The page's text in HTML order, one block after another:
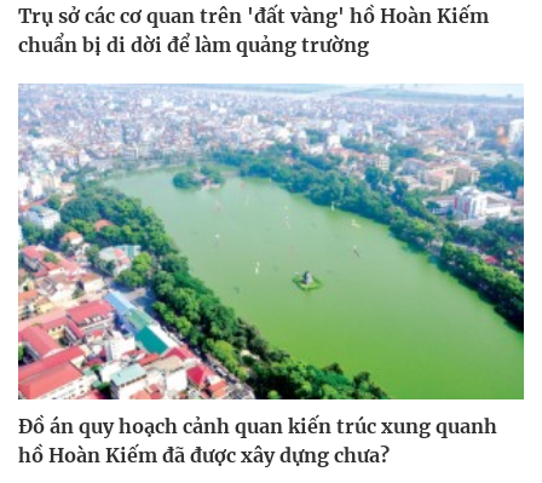
Trụ sở các cơ quan trên 'đất vàng' hồ Hoàn Kiếm
chuẩn bị di dời để làm quảng trường
Đồ án quy hoạch cảnh quan kiến trúc xung quanh
hồ Hoàn Kiếm đã được xây dựng chưa?